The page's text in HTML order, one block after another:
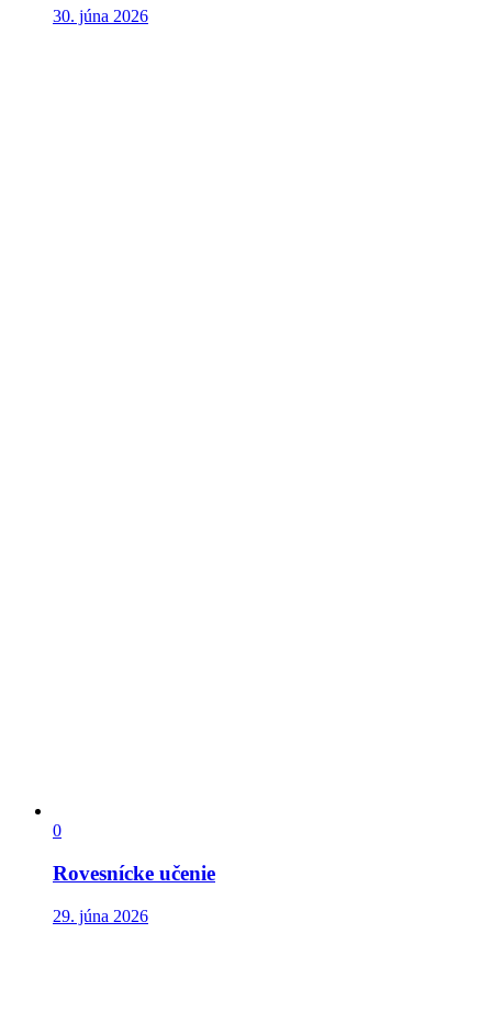
30. júna 2026
0
Rovesnícke učenie
29. júna 2026